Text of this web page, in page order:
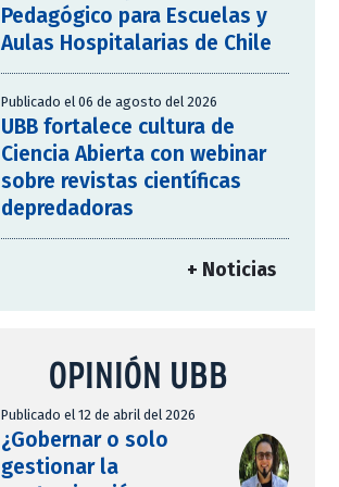
Pedagógico para Escuelas y
Aulas Hospitalarias de Chile
Publicado el 06 de agosto del 2026
UBB fortalece cultura de
Ciencia Abierta con webinar
sobre revistas científicas
depredadoras
+ Noticias
OPINIÓN UBB
Publicado el 12 de abril del 2026
¿Gobernar o solo
gestionar la